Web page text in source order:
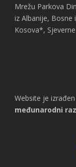
Mrežu Parkova
iz Albanije, Bosne
Kosova*,
Website je
međunarodni